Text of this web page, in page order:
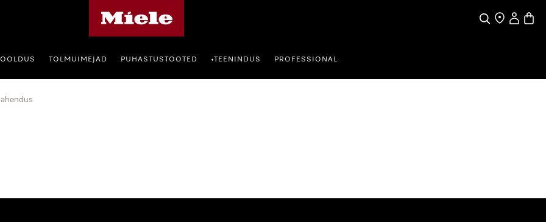
SearchFind a store
My
TOLMUIMEJAD PUHASTUSTOOTED •TEENINDUS PROFESSIONAL